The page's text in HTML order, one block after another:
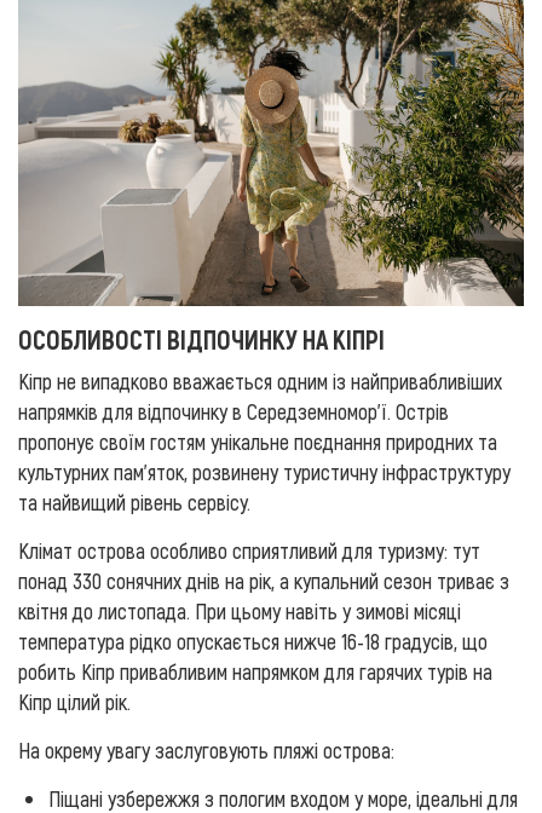
ОСОБЛИВОСТІ ВІДПОЧИНКУ НА КІПРІ
Кіпр не випадково вважається одним із найпривабливіших
напрямків для відпочинку в Середземномор'ї. Острів
пропонує своїм гостям унікальне поєднання природних та
культурних пам'яток, розвинену туристичну інфраструктуру
та найвищий рівень сервісу.
Клімат острова особливо сприятливий для туризму: тут
понад 330 сонячних днів на рік, а купальний сезон триває з
квітня до листопада. При цьому навіть у зимові місяці
температура рідко опускається нижче 16-18 градусів, що
робить Кіпр привабливим напрямком для гарячих турів на
Кіпр цілий рік.
На окрему увагу заслуговують пляжі острова:
Піщані узбережжя з пологим входом у море, ідеальні для